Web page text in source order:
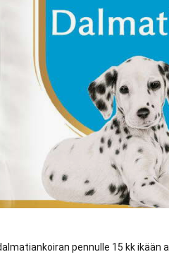
pennulle 15 kk ikään